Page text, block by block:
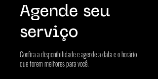
Agende seu
serviço
Confira a disponibilidade e agende a data e o horário
que forem melhores para você.